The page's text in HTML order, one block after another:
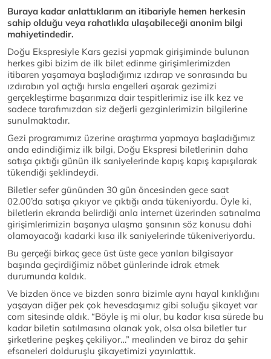
Buraya kadar anlattıklarım an itibariyle hemen herkesin
sahip olduğu veya rahatlıkla ulaşabileceği anonim bilgi
mahiyetindedir.
Doğu Ekspresiyle Kars gezisi yapmak girişiminde bulunan
herkes gibi bizim de ilk bilet edinme girişimlerimizden
itibaren yaşamaya başladığımız ızdırap ve sonrasında bu
ızdırabın yol açtığı hırsla engelleri aşarak gezimizi
gerçekleştirme başarımıza dair tespitlerimiz ise ilk kez ve
sadece tarafımızdan siz değerli gezginlerimizin bilgilerine
sunulmaktadır.
Gezi programımız üzerine araştırma yapmaya başladığımız
anda edindiğimiz ilk bilgi, Doğu Ekspresi biletlerinin daha
satışa çıktığı günün ilk saniyelerinde kapış kapış kapışılarak
tükendiği şeklindeydi.
Biletler sefer gününden 30 gün öncesinden gece saat
02.00’da satışa çıkıyor ve çıktığı anda tükeniyordu. Öyle ki,
biletlerin ekranda belirdiği anla internet üzerinden satınalma
girişimlerimizin başarıya ulaşma şansının söz konusu dahi
olamayacağı kadarki kısa ilk saniyelerinde tükeniveriyordu.
Bu gerçeği birkaç gece üst üste gece yarıları bilgisayar
başında geçirdiğimiz nöbet günlerinde idrak etmek
durumunda kaldık.
Ve bizden önce ve bizden sonra bizimle aynı hayal kırıklığını
yaşayan diğer pek çok hevesdaşımız gibi soluğu şikayet var
com sitesinde aldık. “Böyle iş mi olur, bu kadar kısa sürede bu
kadar biletin satılmasına olanak yok, olsa olsa biletler tur
şirketlerine peşkeş çekiliyor…” mealinden ve biraz da şehir
efsaneleri dolduruşlu şikayetimizi yayınlattık.